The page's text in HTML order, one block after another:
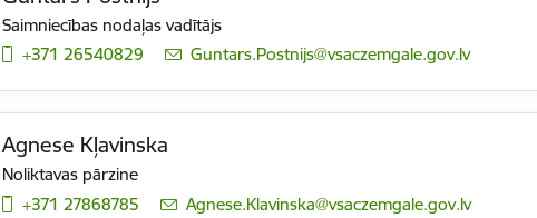
Saimniecības nodaļas vadītājs
+371 26540829
E-pasts:
Guntars.Postnijs@vsaczemgale.gov.lv
Agnese Kļavinska
Noliktavas pārzine
+371 27868785
E-pasts:
Agnese.Klavinska@vsaczemgale.gov.lv